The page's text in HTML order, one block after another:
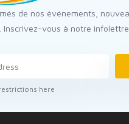
de nos événements,
Inscrivez-vous à notre
here